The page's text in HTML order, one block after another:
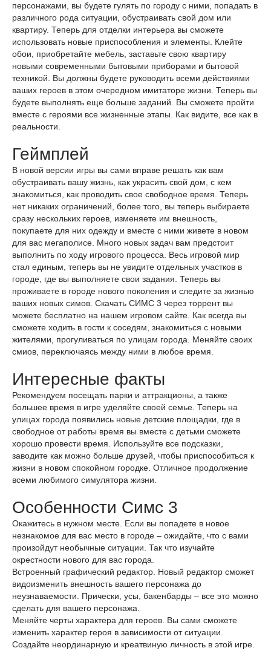
персонажами, вы будете гулять по городу с ними, попадать в
различного рода ситуации, обустраивать свой дом или
квартиру. Теперь для отделки интерьера вы сможете
использовать новые приспособления и элементы. Клейте
обои, приобретайте мебель, заставьте свою квартиру
новыми современными бытовыми приборами и бытовой
техникой. Вы должны будете руководить всеми действиями
ваших героев в этом очередном имитаторе жизни. Теперь вы
будете выполнять еще больше заданий. Вы сможете пройти
вместе с героями все жизненные этапы. Как видите, все как в
реальности.
Геймплей
В новой версии игры вы сами вправе решать как вам
обустраивать вашу жизнь, как украсить свой дом, с кем
знакомиться, как проводить свое свободное время. Теперь
нет никаких ограничений, более того, вы теперь выбираете
сразу нескольких героев, изменяете им внешность,
покупаете для них одежду и вместе с ними живете в новом
для вас мегаполисе. Много новых задач вам предстоит
выполнить по ходу игрового процесса. Весь игровой мир
стал единым, теперь вы не увидите отдельных участков в
городе, где вы выполняете свои задания. Теперь вы
проживаете в городе нового поколения и следите за жизнью
ваших новых симов. Скачать СИМС 3 через торрент вы
можете бесплатно на нашем игровом сайте. Как всегда вы
сможете ходить в гости к соседям, знакомиться с новыми
жителями, прогуливаться по улицам города. Меняйте своих
смиов, переключаясь между ними в любое время.
Интересные факты
Рекомендуем посещать парки и аттракционы, а также
большее время в игре уделяйте своей семье. Теперь на
улицах города появились новые детские площадки, где в
свободное от работы время вы вместе с детьми сможете
хорошо провести время. Используйте все подсказки,
заводите как можно больше друзей, чтобы приспособиться к
жизни в новом спокойном городке. Отличное продолжение
всеми любимого симулятора жизни.
Особенности Симс 3
Окажитесь в нужном месте. Если вы попадете в новое
незнакомое для вас место в городе – ожидайте, что с вами
произойдут необычные ситуации. Так что изучайте
окрестности нового для вас города.
Встроенный графический редактор. Новый редактор сможет
видоизменить внешность вашего персонажа до
неузнаваемости. Прически, усы, бакенбарды – все это можно
сделать для вашего персонажа.
Меняйте черты характера для героев. Вы сами сможете
изменить характер героя в зависимости от ситуации.
Создайте неординарную и креатвиную личность в этой игре.